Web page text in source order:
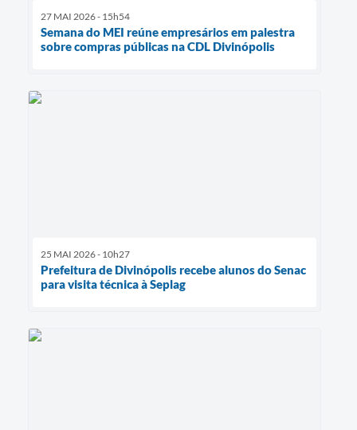
27 MAI 2026 - 15h54
Semana do MEI reúne empresários em palestra
sobre compras públicas na CDL Divinópolis
25 MAI 2026 - 10h27
Prefeitura de Divinópolis recebe alunos do Senac
para visita técnica à Seplag